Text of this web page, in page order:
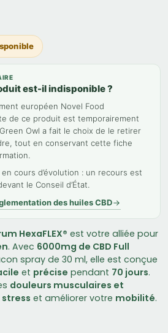
est-il indisponible ?
européen Novel Food
de ce produit est temporairement
Owl a fait le choix de le retirer
tout en conservant cette fiche
cours d’évolution : un recours est
le Conseil d’État.
des huiles CBD
HexaFLEX® est votre alliée pour
. Avec 6000mg de CBD Full
spray de 30 ml, elle est conçue
et précise pendant 70 jours.
douleurs musculaires et
stress et améliorer votre mobilité.